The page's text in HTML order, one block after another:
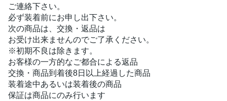
ご連絡下さい。
必ず装着前にお申し出下さい。
次の商品は、交換・返品は
お受け出来ませんのでご了承ください。
※初期不良は除きます。
お客様の一方的なご都合による返品
交換・商品到着後8日以上経過した商品
装着途中あるいは装着後の商品
保証は商品にのみ行います